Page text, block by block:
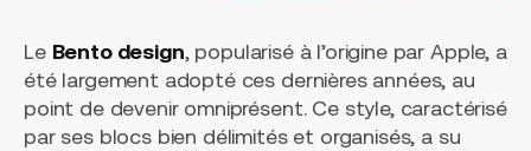
Le Bento design, popularisé à l’origine par Apple, a
été largement adopté ces dernières années, au
point de devenir omniprésent. Ce style, caractérisé
par ses blocs bien délimités et organisés, a su